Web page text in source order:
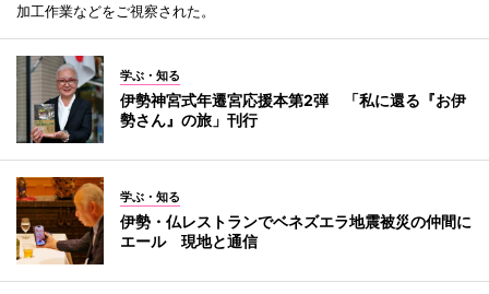
加工作業などをご視察された。
学ぶ・知る
伊勢神宮式年遷宮応援本第2弾 「私に還る『お伊
勢さん』の旅」刊行
学ぶ・知る
伊勢・仏レストランでベネズエラ地震被災の仲間に
エール 現地と通信